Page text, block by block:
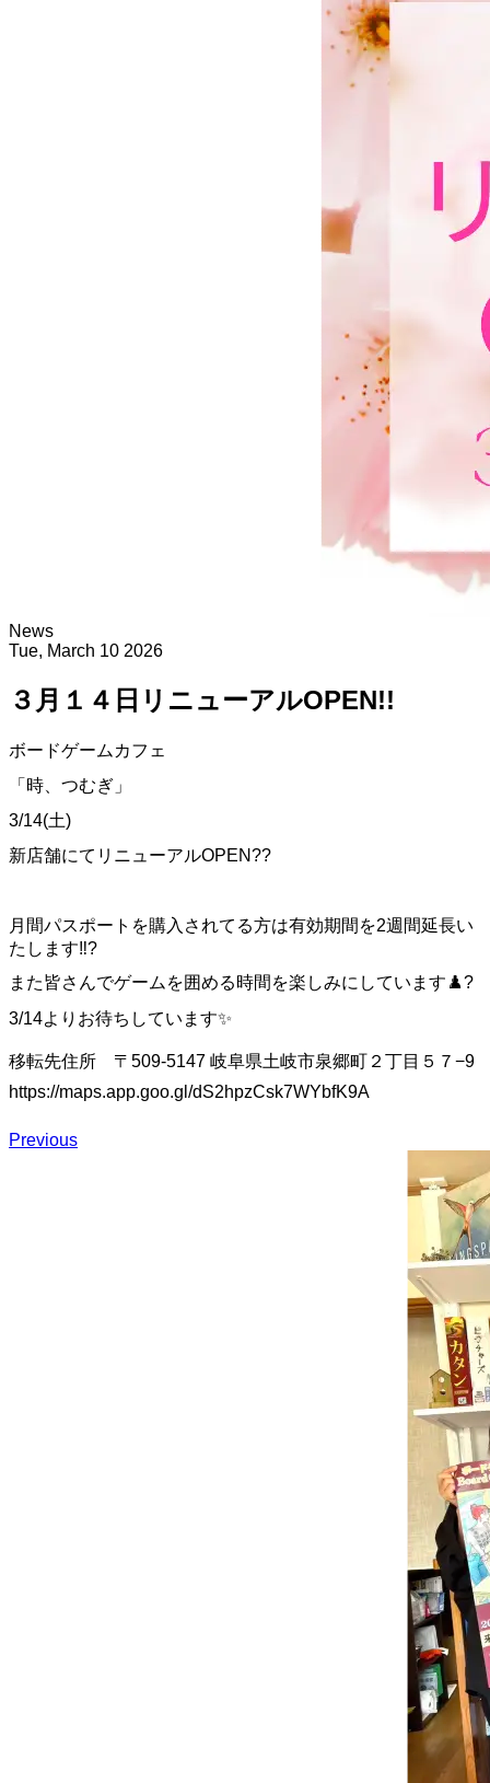
News
Tue, March 10 2026
３月１４日リニューアルOPEN!!
ボードゲームカフェ
「時、つむぎ」
3/14(土)
新店舗にてリニューアルOPEN??
月間パスポートを購入されてる方は有効期間を2週間延長い
たします‼️?
また皆さんでゲームを囲める時間を楽しみにしています♟️?
3/14よりお待ちしています✨
移転先住所 〒509-5147 岐阜県土岐市泉郷町２丁目５７−9
https://maps.app.goo.gl/dS2hpzCsk7WYbfK9A
Previous